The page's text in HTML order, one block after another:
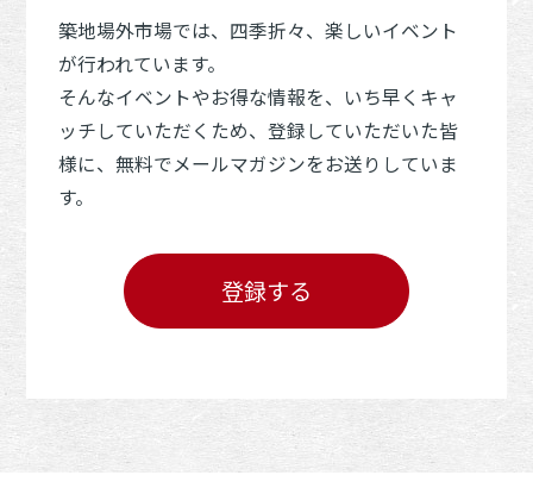
築地場外市場では、四季折々、楽しいイベント
が行われています。
そんなイベントやお得な情報を、いち早くキャ
ッチしていただくため、登録していただいた皆
様に、無料でメールマガジンをお送りしていま
す。
登録する